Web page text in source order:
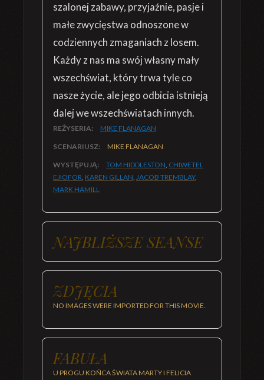
szalonej zabawy, przyjaźnie, pasje i
małe zwycięstwa odnoszone w
codziennych zmaganiach z losem.
Każdy z nas ma swój własny mały
wszechświat, który trwa tyle co
nasze życie, ale jego odbicia istnieją
dalej we wszechświatach innych.
REŻYSERIA: MIKE FLANAGAN
SCENARIUSZ: MIKE FLANAGAN
WYSTĘPUJĄ: TOM HIDDLESTON, CHIWETEL
EJIOFOR, KAREN GILLAN, JACOB TREMBLAY,
MARK HAMILL
NAJBLIŻSZE SEANSE
ZDJĘCIA
NO IMAGES WERE IMPORTED FOR THIS MOVIE.
FABUŁA
U PROGU KOŃCA ŚWIATA MARTY I FELICIA